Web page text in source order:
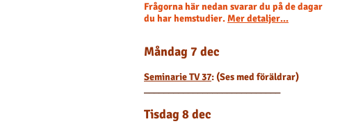
Måndag 7 dec
Seminarie TV 37: (Ses med föräldrar)
Tisdag 8 dec
Frågorna här nedan svarar du på de dagar
du har hemstudier.Mer detaljer...